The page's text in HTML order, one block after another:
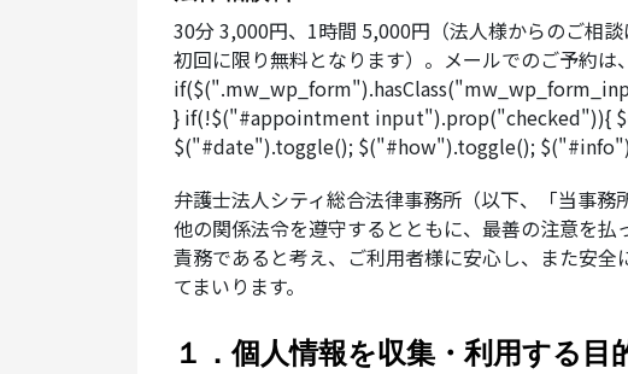
30分 3,000円、1時間 5,000円（法人様からのご相
初回に限り無料となります）。メールでのご予約は
} if(!$("#appointment input").prop("checked")){
$("#date").toggle(); $("#how").toggle();
弁護士法人シティ総合法律事務所（以下、「当事
他の関係法令を遵守するとともに、最善の注意を
責務であると考え、ご利用者様に安心し、また安
てまいります。
１．個人情報を収集・利用する目